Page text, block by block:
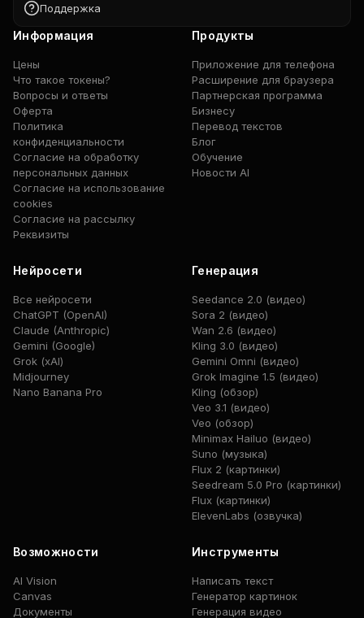
Поддержка
Информация
Цены
Что такое токены?
Вопросы и ответы
Оферта
Политика
конфиденциальности
Согласие на обработку
персональных данных
Согласие на использование
cookies
Согласие на рассылку
Реквизиты
Продукты
Приложение для телефона
Расширение для браузера
Партнерская программа
Бизнесу
Перевод текстов
Блог
Обучение
Новости AI
Нейросети
Все нейросети
ChatGPT (OpenAI)
Claude (Anthropic)
Gemini (Google)
Grok (xAI)
Midjourney
Nano Banana Pro
Генерация
Seedance 2.0 (видео)
Sora 2 (видео)
Wan 2.6 (видео)
Kling 3.0 (видео)
Gemini Omni (видео)
Grok Imagine 1.5 (видео)
Kling (обзор)
Veo 3.1 (видео)
Veo (обзор)
Minimax Hailuo (видео)
Suno (музыка)
Flux 2 (картинки)
Seedream 5.0 Pro (картинки)
Flux (картинки)
ElevenLabs (озвучка)
Возможности
AI Vision
Canvas
Документы
Инструменты
Написать текст
Генератор картинок
Генерация видео